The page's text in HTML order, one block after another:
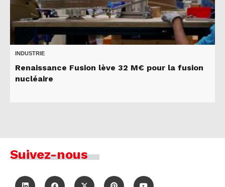
INDUSTRIE
Renaissance Fusion lève 32 M€ pour la fusion
nucléaire
Suivez-nous